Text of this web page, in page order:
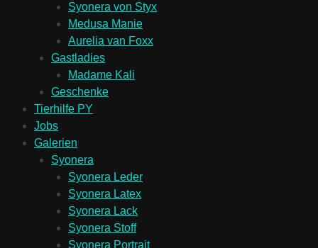
Syonera von Styx
Medusa Manie
Aurelia van Foxx
Gastladies
Madame Kali
Geschenke
Tierhilfe PY
Jobs
Galerien
Syonera
Syonera Leder
Syonera Latex
Syonera Lack
Syonera Stoff
Syonera Portrait